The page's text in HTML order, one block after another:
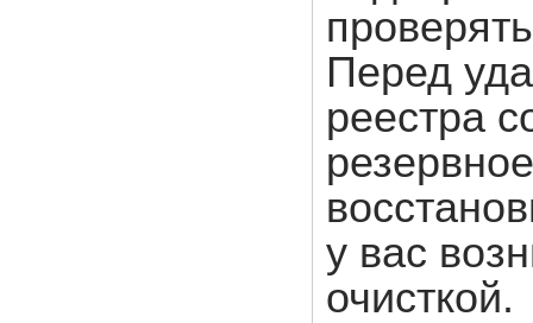
Перед
реестра
у вас
очисткой.